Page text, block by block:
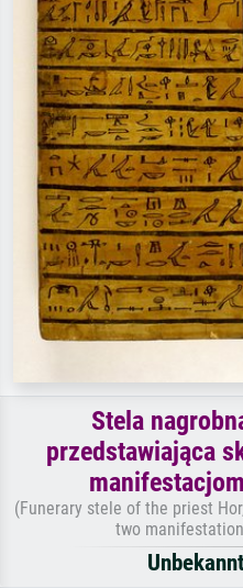
Stela
przedstawiająca
(Funerary stele of the priest
two